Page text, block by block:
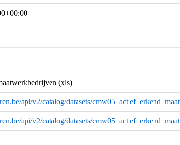
(xls)
api/v2/catalog/datasets/
api/v2/catalog/datasets/